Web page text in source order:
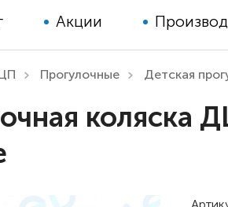
Коляски для
Детские
Акции
Прогулочные Детская
коляска